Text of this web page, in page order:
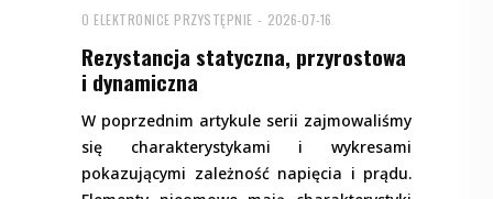
O ELEKTRONICE PRZYSTĘPNIE 2026-07-16
Rezystancja statyczna, przyrostowa
i dynamiczna
W poprzednim artykule serii zajmowaliśmy
się charakterystykami i wykresami
pokazującymi zależność napięcia i prądu.